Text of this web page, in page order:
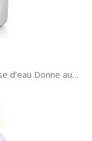
d’eau Donne au…